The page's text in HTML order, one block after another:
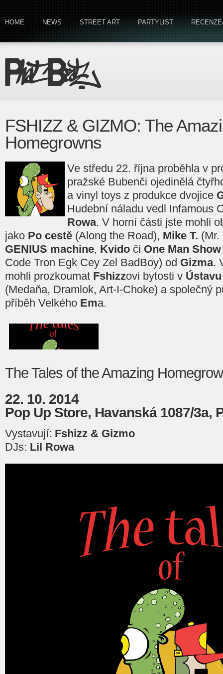
HOME NEWS STREET ART PARTYLIST
FSHIZZ & GIZMO: The
Homegrowns
Ve středu 22. října proběhla v
pražské Bubenči ojedinělá
a vinyl toys z produkce dvojice
Hudební náladu vedl Infamous
Rowa. V horní části jste mohli
jako Po cestě (Along the Road), Mike T.
GENIUS machine, Kvido či One Man Show
Code Tron Egk Cey Zel BadBoy) od Gizma.
mohli prozkoumat Fshizzovi bytosti v
(Medaňa, Dramlok, Art-I-Choke) a společný
příběh Velkého Ema.
The Tales of the Amazing
22. 10. 2014
Pop Up Store, Havanská 1087/3a,
Vystavují: Fshizz & Gizmo
DJs: Lil Rowa